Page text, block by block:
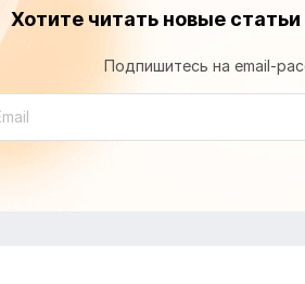
Хотите читать новые
Подпишитесь на email-